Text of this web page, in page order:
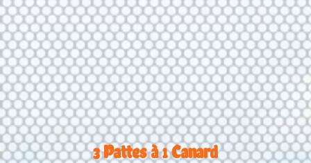
3 Pattes à 1 Canard